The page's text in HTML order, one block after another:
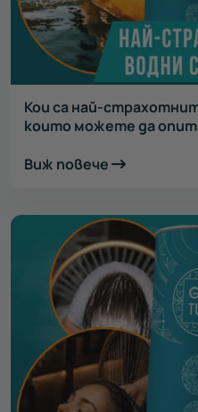
Кои са най-
които можете да
Виж повече